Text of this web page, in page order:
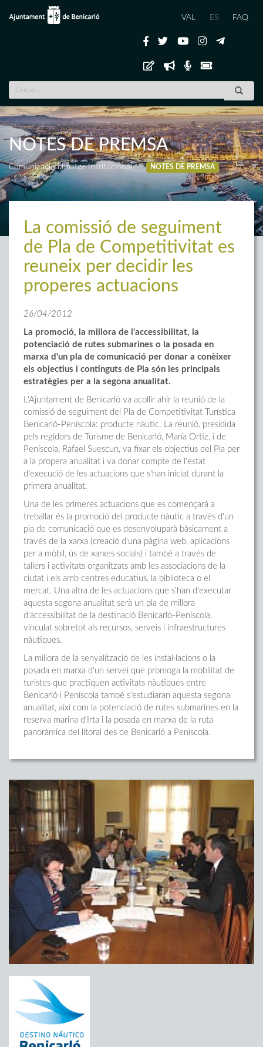
VAL ES FAQ
NOTES DE PREMSA
Comunicació i Imatge Institucional NOTES DE PREMSA
La comissió de seguiment
de Pla de Competitivitat es
reuneix per decidir les
properes actuacions
26/04/2012
La promoció, la millora de l'accessibilitat, la
potenciació de rutes submarines o la posada en
marxa d'un pla de comunicació per donar a conèixer
els objectius i continguts de Pla són les principals
estratègies per a la segona anualitat.
L'Ajuntament de Benicarló va acollir ahir la reunió de la
comissió de seguiment del Pla de Competitivitat Turística
Benicarló-Peníscola: producte nàutic. La reunió, presidida
pels regidors de Turisme de Benicarló, María Ortiz, i de
Peníscola, Rafael Suescun, va fixar els objectius del Pla per
a la propera anualitat i va donar compte de l'estat
d'execució de les actuacions que s'han iniciat durant la
primera anualitat.
Una de les primeres actuacions que es començarà a
treballar és la promoció del producte nàutic a través d'un
pla de comunicació que es desenvoluparà bàsicament a
través de la xarxa (creació d'una pàgina web, aplicacions
per a mòbil, ús de xarxes socials) i també a través de
tallers i activitats organitzats amb les associacions de la
ciutat i els amb centres educatius, la biblioteca o el
mercat. Una altra de les actuacions que s'han d'executar
aquesta segona anualitat serà un pla de millora
d'accessibilitat de la destinació Benicarló-Peníscola,
vinculat sobretot als recursos, serveis i infraestructures
nàutiques.
La millora de la senyalització de les instal·lacions o la
posada en marxa d'un servei que promoga la mobilitat de
turistes que practiquen activitats nàutiques entre
Benicarló i Peníscola també s'estudiaran aquesta segona
anualitat, així com la potenciació de rutes submarines en la
reserva marina d'Irta i la posada en marxa de la ruta
panoràmica del litoral des de Benicarló a Peníscola.